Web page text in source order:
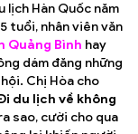
lịch Hàn Quốc năm
tuổi, nhân viên văn
Quảng Bình hay
dám đăng những
Chị Hòa cho
du lịch về không
sao, cười cho qua